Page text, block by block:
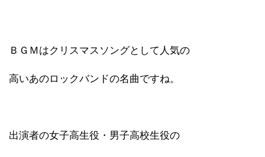
ＢＧＭはクリスマスソングとして人気の
高いあのロックバンドの名曲ですね。
出演者の女子高生役・男子高校生役の